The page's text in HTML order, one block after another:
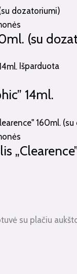
(su
Išparduota
14ml.
su plačiu